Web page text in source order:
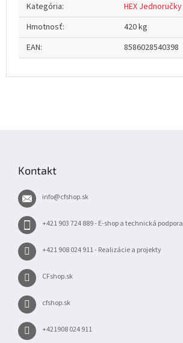
Kategória:
HEX Jednoručky
Hmotnosť:
420 kg
EAN: 8586028540398
Kontakt
info@cfshop.sk
+421 903 724 889 - E-shop a technická podpora
+421 908 024 911 - Realizácie a projekty
CFshop.sk
cfshop.sk
+421908 024 911